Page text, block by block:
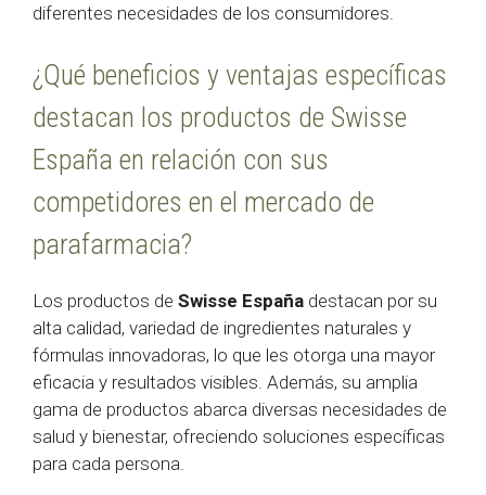
diferentes necesidades de los consumidores.
¿Qué beneficios y ventajas específicas
destacan los productos de Swisse
España en relación con sus
competidores en el mercado de
parafarmacia?
Los productos de Swisse España destacan por su
alta calidad, variedad de ingredientes naturales y
fórmulas innovadoras, lo que les otorga una mayor
eficacia y resultados visibles. Además, su amplia
gama de productos abarca diversas necesidades de
salud y bienestar, ofreciendo soluciones específicas
para cada persona.